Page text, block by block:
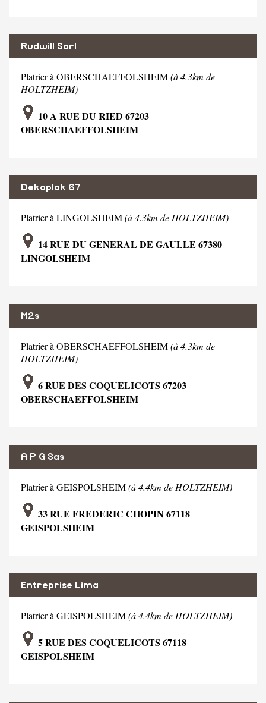
Rudwill Sarl
Platrier à OBERSCHAEFFOLSHEIM(à 4.3km de
HOLTZHEIM)
10 A RUE DU RIED 67203
OBERSCHAEFFOLSHEIM
Dekoplak 67
Platrier à LINGOLSHEIM(à 4.3km de HOLTZHEIM)
14 RUE DU GENERAL DE GAULLE 67380
LINGOLSHEIM
M2s
Platrier à OBERSCHAEFFOLSHEIM(à 4.3km de
HOLTZHEIM)
6 RUE DES COQUELICOTS 67203
OBERSCHAEFFOLSHEIM
A P G Sas
Platrier à GEISPOLSHEIM(à 4.4km de HOLTZHEIM)
33 RUE FREDERIC CHOPIN 67118
GEISPOLSHEIM
Entreprise Lima
Platrier à GEISPOLSHEIM(à 4.4km de HOLTZHEIM)
5 RUE DES COQUELICOTS 67118
GEISPOLSHEIM